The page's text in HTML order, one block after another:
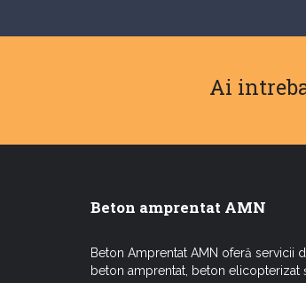
Ai
Beton amprentat AMN
Beton Amprentat AMN oferă servicii
beton amprentat, beton elicopterizat